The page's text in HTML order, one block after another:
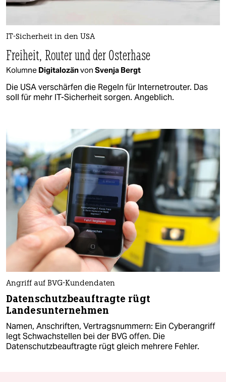
IT-Sicherheit in den USA
Freiheit, Router und der Osterhase
Kolumne Digitalozänvon Svenja Bergt
Die USA verschärfen die Regeln für Internetrouter. Das
soll für mehr IT-Sicherheit sorgen. Angeblich.
Angriff auf BVG-Kundendaten
Datenschutzbeauftragte rügt
Landesunternehmen
Namen, Anschriften, Vertragsnummern: Ein Cyberangriff
legt Schwachstellen bei der BVG offen. Die
Datenschutzbeauftragte rügt gleich mehrere Fehler.